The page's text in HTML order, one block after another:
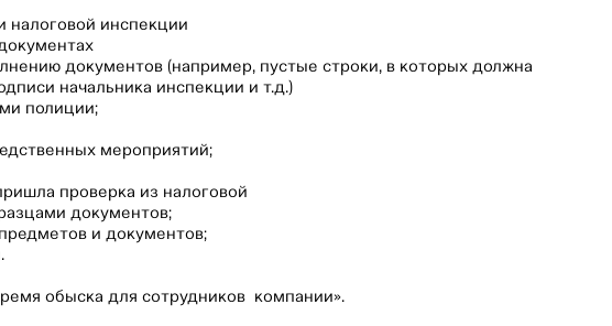
налоговой инспекции
документов (например, пустые строки, в которых должна
начальника инспекции и т.д.)
полиции;⠀
мероприятий;⠀
проверка из налоговой
документов;
и документов;
обыска для сотрудников компании».